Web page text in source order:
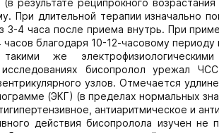
При длительной терапии изначально
3-4 часа после приема внутрь. При
часов благодаря 10-12-часовому
же
исследованиях бисопролол урежал
узлов. Отмечается
(ЭКГ) (в пределах нормальных
антиаритмическое и
действия бисопролола изучен